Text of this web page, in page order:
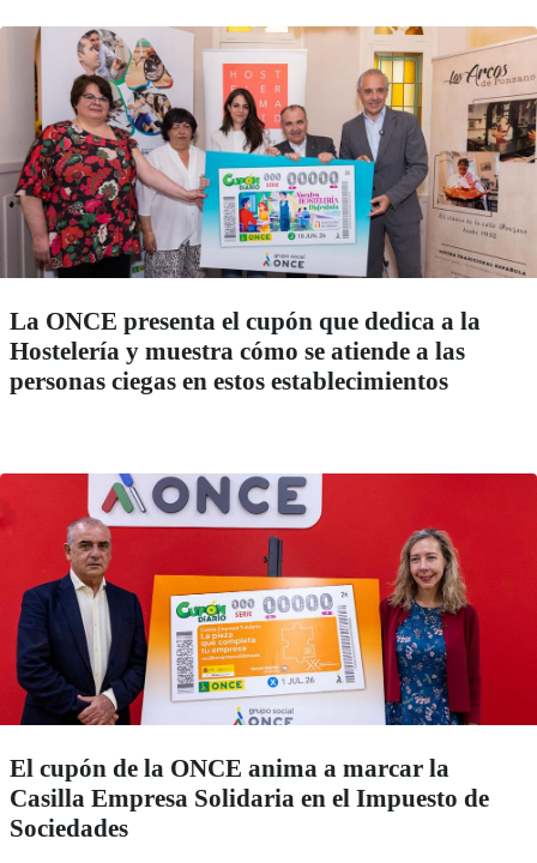
La ONCE presenta el cupón que dedica a la
Hostelería y muestra cómo se atiende a las
personas ciegas en estos establecimientos
El cupón de la ONCE anima a marcar la
Casilla Empresa Solidaria en el Impuesto de
Sociedades